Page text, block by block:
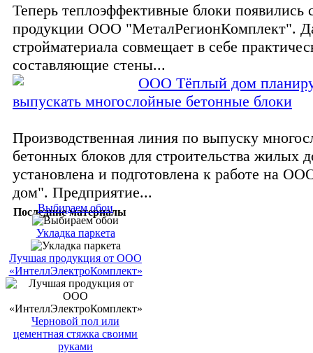
Теперь теплоэффективные блоки появились
продукции ООО "МеталРегионКомплект".
стройматериала совмещает в себе
составляющие стены...
ООО Тёплый дом
выпускать многослойные бетонные блоки
Производственная линия по выпуску
бетонных блоков для строительства жилых
установлена и подготовлена к работе на
дом". Предприятие...
Последние материалы
Выбираем обои
Укладка паркета
Лучшая продукция от ООО
«ИнтеллЭлектроКомплект»
Черновой пол или
цементная стяжка своими
руками